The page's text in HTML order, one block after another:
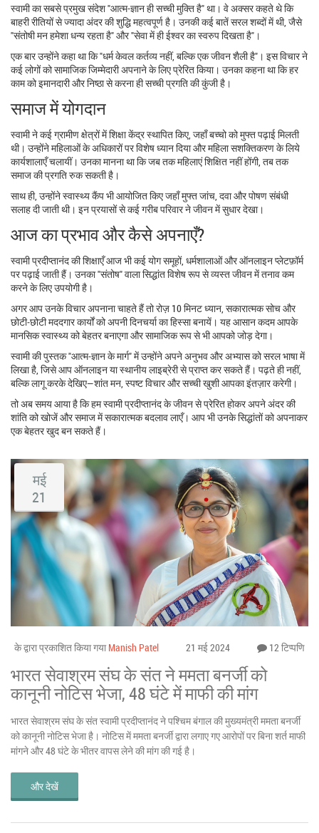
स्वामी का सबसे प्रमुख संदेश "आत्म-ज्ञान ही सच्ची मुक्ति है" था। वे अक्सर कहते थे कि
बाहरी रीतियों से ज्यादा अंदर की शुद्धि महत्वपूर्ण है। उनकी कई बातें सरल शब्दों में थी, जैसे
"संतोषी मन हमेशा धन्य रहता है" और "सेवा में ही ईश्वर का स्वरुप दिखता है"।
एक बार उन्होंने कहा था कि "धर्म केवल कर्तव्य नहीं, बल्कि एक जीवन शैली है"। इस विचार ने
कई लोगों को सामाजिक जिम्मेदारी अपनाने के लिए प्रेरित किया। उनका कहना था कि हर
काम को इमानदारी और निष्ठा से करना ही सच्ची प्रगति की कुंजी है।
समाज में योगदान
स्वामी ने कई ग्रामीण क्षेत्रों में शिक्षा केंद्र स्थापित किए, जहाँ बच्चो को मुफ्त पढ़ाई मिलती
थी। उन्होंने महिलाओं के अधिकारों पर विशेष ध्यान दिया और महिला सशक्तिकरण के लिये
कार्यशालाएँ चलायीं। उनका मानना था कि जब तक महिलाएं शिक्षित नहीं होंगी, तब तक
समाज की प्रगति रुक सकती है।
साथ ही, उन्होंने स्वास्थ्य कैंप भी आयोजित किए जहाँ मुफ्त जांच, दवा और पोषण संबंधी
सलाह दी जाती थी। इन प्रयासों से कई गरीब परिवार ने जीवन में सुधार देखा।
आज का प्रभाव और कैसे अपनाएँ?
स्वामी प्रदीप्तानंद की शिक्षाएँ आज भी कई योग समूहों, धर्मशालाओं और ऑनलाइन प्लेटफ़ॉर्म
पर पढ़ाई जाती हैं। उनका "संतोष" वाला सिद्धांत विशेष रूप से व्यस्त जीवन में तनाव कम
करने के लिए उपयोगी है।
अगर आप उनके विचार अपनाना चाहते हैं तो रोज़ 10 मिनट ध्यान, सकारात्मक सोच और
छोटी‑छोटी मददगार कार्यों को अपनी दिनचर्या का हिस्सा बनायें। यह आसान कदम आपके
मानसिक स्वास्थ्य को बेहतर बनाएगा और सामाजिक रूप से भी आपको जोड़ देगा।
स्वामी की पुस्तक "आत्म‑ज्ञान के मार्ग" में उन्होंने अपने अनुभव और अभ्यास को सरल भाषा में
लिखा है, जिसे आप ऑनलाइन या स्थानीय लाइब्रेरी से प्राप्त कर सकते हैं। पढ़ते ही नहीं,
बल्कि लागू करके देखिए—शांत मन, स्पष्ट विचार और सच्ची खुशी आपका इंतज़ार करेगी।
तो अब समय आया है कि हम स्वामी प्रदीप्तानंद के जीवन से प्रेरित होकर अपने अंदर की
शांति को खोजें और समाज में सकारात्मक बदलाव लाएँ। आप भी उनके सिद्धांतों को अपनाकर
एक बेहतर खुद बन सकते हैं।
मई
21
के द्वारा प्रकाशित किया गया Manish Patel 21 मई 2024 12 टिप्पणि
भारत सेवाश्रम संघ के संत ने ममता बनर्जी को
कानूनी नोटिस भेजा, 48 घंटे में माफी की मांग
भारत सेवाश्रम संघ के संत स्वामी प्रदीप्तानंद ने पश्चिम बंगाल की मुख्यमंत्री ममता बनर्जी
को कानूनी नोटिस भेजा है। नोटिस में ममता बनर्जी द्वारा लगाए गए आरोपों पर बिना शर्त माफी
मांगने और 48 घंटे के भीतर वापस लेने की मांग की गई है।
और देखें